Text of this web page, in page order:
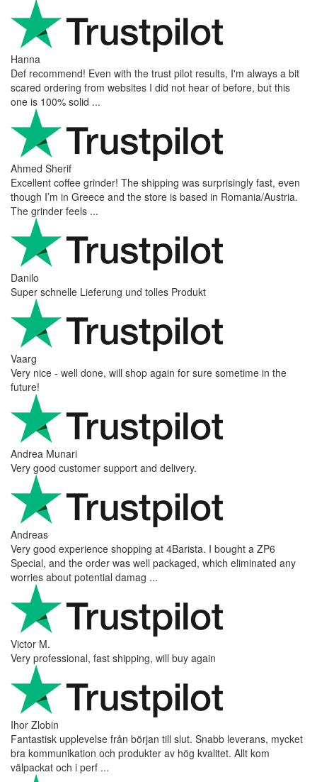
Hanna
Def recommend! Even with the trust pilot results, I'm always a bit
scared ordering from websites I did not hear of before, but this
one is 100% solid ...
Ahmed Sherif
Excellent coffee grinder! The shipping was surprisingly fast, even
though I’m in Greece and the store is based in Romania/Austria.
The grinder feels ...
Danilo
Super schnelle Lieferung und tolles Produkt
Vaarg
Very nice - well done, will shop again for sure sometime in the
future!
Andrea Munari
Very good customer support and delivery.
Andreas
Very good experience shopping at 4Barista. I bought a ZP6
Special, and the order was well packaged, which eliminated any
worries about potential damag ...
Victor M.
Very professional, fast shipping, will buy again
Ihor Zlobin
Fantastisk upplevelse från början till slut. Snabb leverans, mycket
bra kommunikation och produkter av hög kvalitet. Allt kom
välpackat och i perf ...